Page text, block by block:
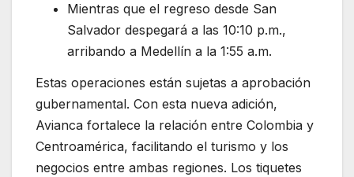
Mientras que el regreso desde San
Salvador despegará a las 10:10 p.m.,
arribando a Medellín a la 1:55 a.m.
Estas operaciones están sujetas a aprobación
gubernamental. Con esta nueva adición,
Avianca fortalece la relación entre Colombia y
Centroamérica, facilitando el turismo y los
negocios entre ambas regiones. Los tiquetes